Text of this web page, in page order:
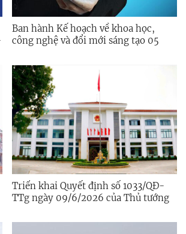
Ban hành Kế hoạch về khoa học,
công nghệ và đổi mới sáng tạo 05
Quảng Ngãi
Triển khai Quyết định số 1033/QĐ-
TTg ngày 09/6/2026 của Thủ tướng
phát triển kinh tế số và xã hội số giai